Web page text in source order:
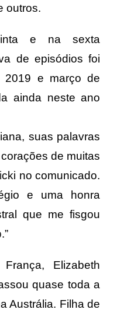
outros.
e na sexta
de episódios foi
2019 e março de
ainda neste ano
suas palavras
de muitas
no comunicado.
e uma honra
que me fisgou
Elizabeth
quase toda a
Austrália. Filha de